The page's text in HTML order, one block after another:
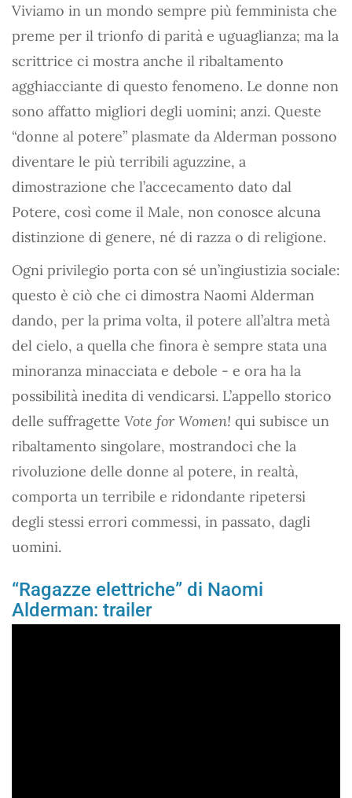
Viviamo in un mondo sempre più femminista che
preme per il trionfo di parità e uguaglianza; ma la
scrittrice ci mostra anche il ribaltamento
agghiacciante di questo fenomeno. Le donne non
sono affatto migliori degli uomini; anzi. Queste
“donne al potere” plasmate da Alderman possono
diventare le più terribili aguzzine, a
dimostrazione che l’accecamento dato dal
Potere, così come il Male, non conosce alcuna
distinzione di genere, né di razza o di religione.
Ogni privilegio porta con sé un’ingiustizia sociale:
questo è ciò che ci dimostra Naomi Alderman
dando, per la prima volta, il potere all’altra metà
del cielo, a quella che finora è sempre stata una
minoranza minacciata e debole - e ora ha la
possibilità inedita di vendicarsi. L’appello storico
delle suffragette Vote for Women! qui subisce un
ribaltamento singolare, mostrandoci che la
rivoluzione delle donne al potere, in realtà,
comporta un terribile e ridondante ripetersi
degli stessi errori commessi, in passato, dagli
uomini.
“Ragazze elettriche” di Naomi
Alderman: trailer